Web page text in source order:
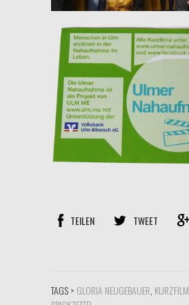
TEILEN TWEET
TAGS > GLORIA NEUGEBAUER, KURZFILM